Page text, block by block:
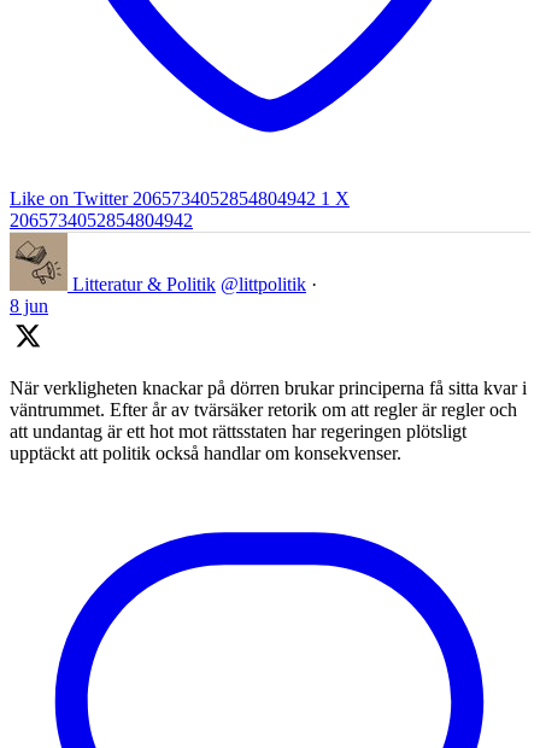
Like on Twitter 2065734052854804942 1 X
2065734052854804942
Litteratur & Politik @littpolitik ·
8 jun
När verkligheten knackar på dörren brukar principerna få sitta kvar i
väntrummet. Efter år av tvärsäker retorik om att regler är regler och
att undantag är ett hot mot rättsstaten har regeringen plötsligt
upptäckt att politik också handlar om konsekvenser.